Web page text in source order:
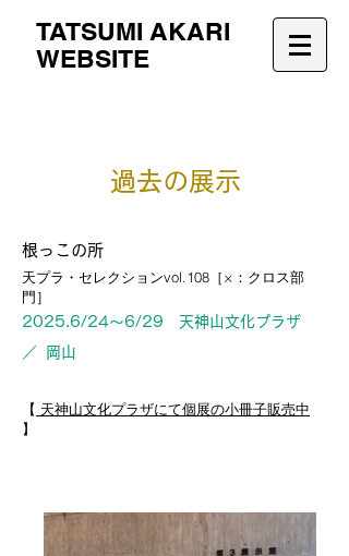
TATSUMI AKARI
WEBSITE
過去の展示
根っこの所
天プラ・セレクションvol.108［×：クロス部
門］​
2025.6/24〜6/29 天神山文化プラザ
／ 岡山
​【 天神山文化プラザにて個展の小冊子販売中
】